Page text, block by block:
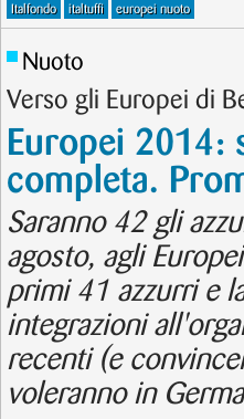
Italfondo
italtuffi europei nuoto
Nuoto
Verso gli Europei di
Europei 2014:
completa.
Saranno 42 gli
agosto, agli
primi 41 azzurri e
integrazioni
recenti (e
voleranno in